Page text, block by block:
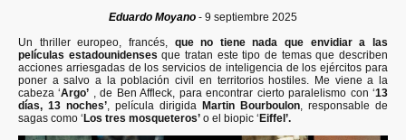
Eduardo Moyano - 9 septiembre 2025
Un thriller europeo, francés, que no tiene nada que envidiar a las
películas estadounidenses que tratan este tipo de temas que describen
acciones arriesgadas de los servicios de inteligencia de los ejércitos para
poner a salvo a la población civil en territorios hostiles. Me viene a la
cabeza ‘Argo’ , de Ben Affleck, para encontrar cierto paralelismo con ‘13
días, 13 noches’, película dirigida Martin Bourboulon, responsable de
sagas como ‘ Los tres mosqueteros’ o el biopic ‘ Eiffel’.